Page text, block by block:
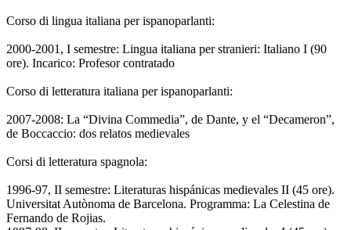
Corso di lingua italiana per ispanoparlanti:
2000-2001, I semestre: Lingua italiana per stranieri: Italiano I (90
ore). Incarico: Profesor contratado
Corso di letteratura italiana per ispanoparlanti:
2007-2008: La “Divina Commedia”, de Dante, y el “Decameron”,
de Boccaccio: dos relatos medievales
Corsi di letteratura spagnola:
1996-97, II semestre: Literaturas hispánicas medievales II (45 ore).
Universitat Autònoma de Barcelona. Programma: La Celestina de
Fernando de Rojias.